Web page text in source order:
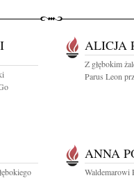
ALICJA
Z głębokim
Parus Leon
ANNA
Waldemarowi